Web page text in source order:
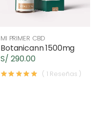
MI PRIMER CBD
Botanicann 1500mg
S/ 290.00
( 1 Reseñas )